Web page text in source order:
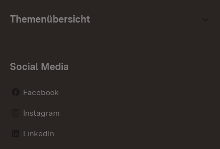
Themenübersicht
Social Media
Facebook
Instagram
LinkedIn